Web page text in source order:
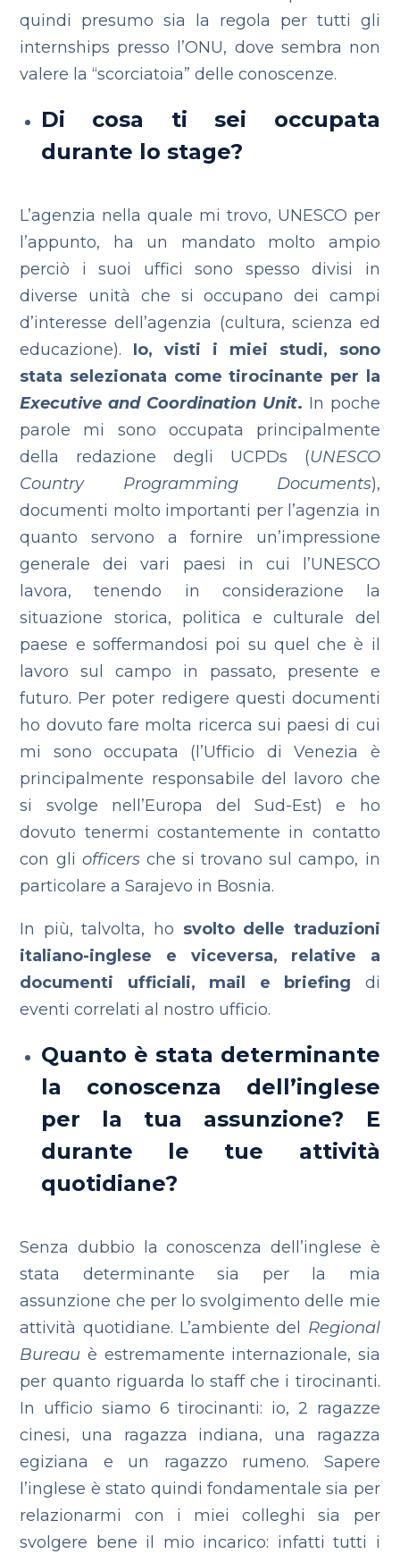
quindi presumo sia la regola per tutti gli
internships presso l’ONU, dove sembra non
valere la “scorciatoia” delle conoscenze.
Di cosa ti sei occupata
durante lo stage?
L’agenzia nella quale mi trovo, UNESCO per
l’appunto, ha un mandato molto ampio
perciò i suoi uffici sono spesso divisi in
diverse unità che si occupano dei campi
d’interesse dell’agenzia (cultura, scienza ed
educazione). Io, visti i miei studi, sono
stata selezionata come tirocinante per la
Executive and Coordination Unit. In poche
parole mi sono occupata principalmente
della redazione degli UCPDs (UNESCO
Country Programming Documents),
documenti molto importanti per l’agenzia in
quanto servono a fornire un’impressione
generale dei vari paesi in cui l’UNESCO
lavora, tenendo in considerazione la
situazione storica, politica e culturale del
paese e soffermandosi poi su quel che è il
lavoro sul campo in passato, presente e
futuro. Per poter redigere questi documenti
ho dovuto fare molta ricerca sui paesi di cui
mi sono occupata (l’Ufficio di Venezia è
principalmente responsabile del lavoro che
si svolge nell’Europa del Sud-Est) e ho
dovuto tenermi costantemente in contatto
con gli officersche si trovano sul campo, in
particolare a Sarajevo in Bosnia.
In più, talvolta, ho svolto delle traduzioni
italiano-inglese e viceversa, relative a
documenti ufficiali, mail e briefing di
eventi correlati al nostro ufficio.
Quanto è stata determinante
la conoscenza dell’inglese
per la tua assunzione? E
durante le tue attività
quotidiane?
Senza dubbio la conoscenza dell’inglese è
stata determinante sia per la mia
assunzione che per lo svolgimento delle mie
attività quotidiane. L’ambiente del Regional
Bureau è estremamente internazionale, sia
per quanto riguarda lo staff che i tirocinanti.
In ufficio siamo 6 tirocinanti: io, 2 ragazze
cinesi, una ragazza indiana, una ragazza
egiziana e un ragazzo rumeno. Sapere
l’inglese è stato quindi fondamentale sia per
relazionarmi con i miei colleghi sia per
svolgere bene il mio incarico: infatti tutti i